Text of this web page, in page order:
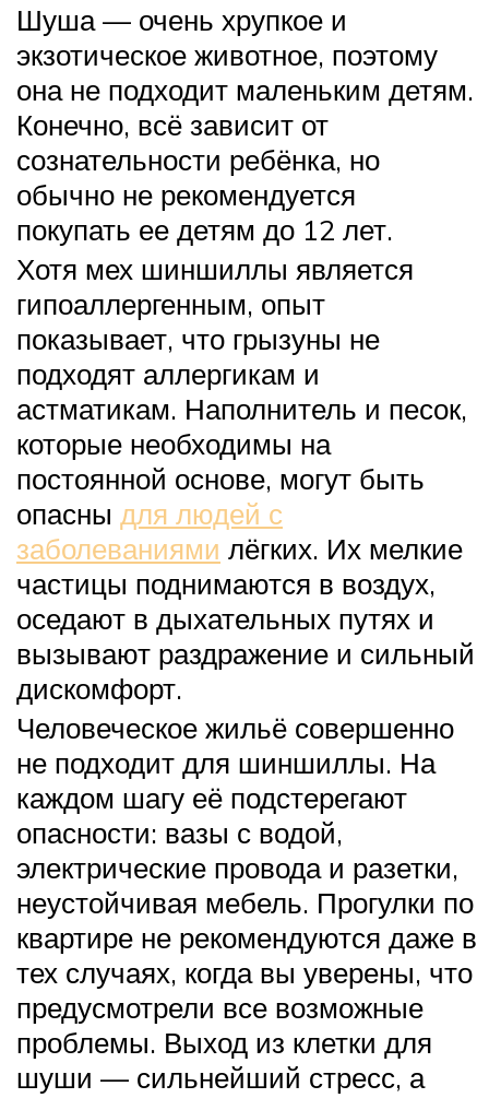
Шуша — очень хрупкое и
экзотическое животное, поэтому
она не подходит маленьким детям.
Конечно, всё зависит от
сознательности ребёнка, но
обычно не рекомендуется
покупать ее детям до 12 лет.
Хотя мех шиншиллы является
гипоаллергенным, опыт
показывает, что грызуны не
подходят аллергикам и
астматикам. Наполнитель и песок,
которые необходимы на
постоянной основе, могут быть
опасны для людей с
заболеваниями лёгких. Их мелкие
частицы поднимаются в воздух,
оседают в дыхательных путях и
вызывают раздражение и сильный
дискомфорт.
Человеческое жильё совершенно
не подходит для шиншиллы. На
каждом шагу её подстерегают
опасности: вазы с водой,
электрические провода и разетки,
неустойчивая мебель. Прогулки по
квартире не рекомендуются даже в
тех случаях, когда вы уверены, что
предусмотрели все возможные
проблемы. Выход из клетки для
шуши — сильнейший стресс, а